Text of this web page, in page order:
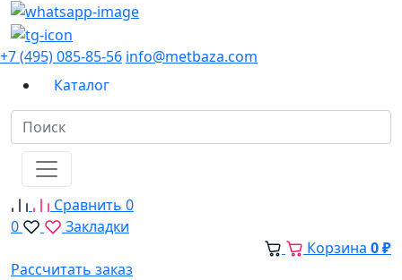
+7 (495) 085-85-56 info@metbaza.com
Каталог
Сравнить 0
0
Закладки
Корзина 0 ₽
Рассчитать заказ